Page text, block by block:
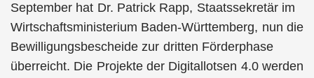
September hat Dr. Patrick Rapp, Staatssekretär im
Wirtschaftsministerium Baden-Württemberg, nun die
Bewilligungsbescheide zur dritten Förderphase
überreicht. Die Projekte der Digitallotsen 4.0 werden